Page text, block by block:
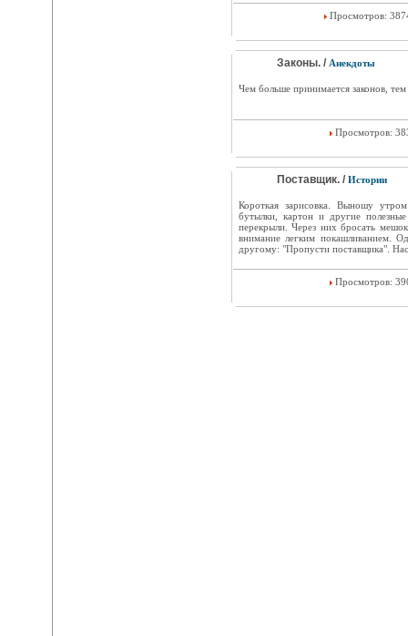
Просмотров:
Законы. / Анекдоты
Чем больше принимается законов, тем
Просмотров:
Поставщик. / Истории
Короткая зарисовка. Выношу
бутылки, картон и другие
перекрыли. Через них бросать
внимание легким покашливанием.
другому: "Пропусти поставщика".
Просмотров: